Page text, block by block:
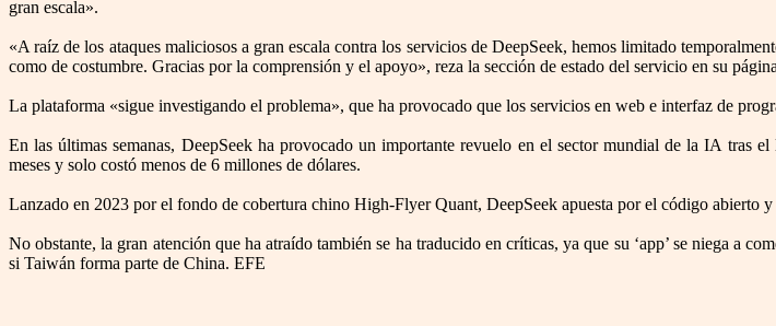
gran escala».
«A raíz de los ataques maliciosos a gran escala contra los servicios de DeepSeek, hemos limitado
como de costumbre. Gracias por la comprensión y el apoyo», reza la sección de estado del servicio en su
La plataforma «sigue investigando el problema», que ha provocado que los servicios en web e interfaz de
En las últimas semanas, DeepSeek ha provocado un importante revuelo en el sector mundial de la IA tras
meses y solo costó menos de 6 millones de dólares.
Lanzado en 2023 por el fondo de cobertura chino High-Flyer Quant, DeepSeek apuesta por el código abierto
No obstante, la gran atención que ha atraído también se ha traducido en críticas, ya que su ‘app’ se niega a
si Taiwán forma parte de China. EFE